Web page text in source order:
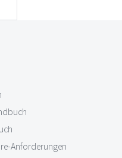
Anforderungen